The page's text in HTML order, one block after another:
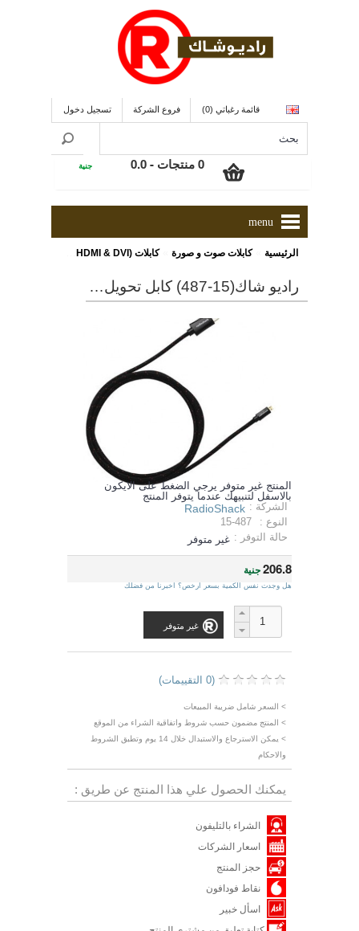
قائمة رغباتي (0) فروع الشركة تسجيل دخول
0 منتجات - 0.0 جنية
menu
الرئيسية »كابلات صوت و صورة »كابلات (HDMI & DVI)
راديو شاك(15-487) كابل تحويل من hdmi الى 8mini hdmi قدم
المنتج غير متوفر يرجي الضغط على الايكون
بالاسفل لتنبيهك عندما يتوفر المنتج
الشركة : RadioShack
النوع :
15-487
حالة التوفر : غير متوفر
206.8جنية
هل وجدت نفس الكمية بسعر ارخص؟ اخبرنا من فضلك
غير متوفر
(0 التقييمات)
> السعر شامل ضريبة المبيعات
> المنتج مضمون حسب شروط واتفاقية الشراء من الموقع
> يمكن الاسترجاع والاستبدال خلال 14 يوم وتطبق الشروط
والاحكام
يمكنك الحصول علي هذا المنتج عن طريق :
الشراء بالتليفون
اسعار الشركات
حجز المنتج
نقاط فودافون
اسأل خبير